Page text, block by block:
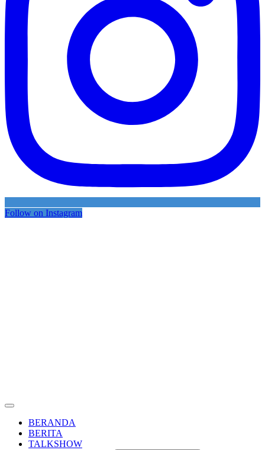
Follow on Instagram
BERANDA
BERITA
TALKSHOW